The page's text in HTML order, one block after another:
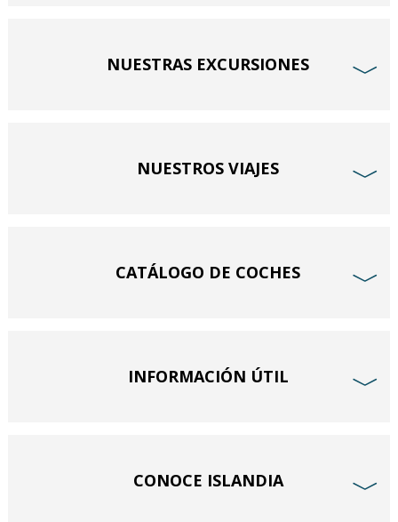
NUESTRAS EXCURSIONES ﹀
NUESTROS VIAJES ﹀
CATÁLOGO DE COCHES ﹀
INFORMACIÓN ÚTIL ﹀
CONOCE ISLANDIA ﹀